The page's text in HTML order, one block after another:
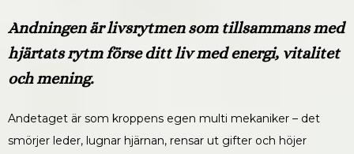
Andningen är livsrytmen som tillsammans med
hjärtats rytm förse ditt liv med energi, vitalitet
och mening.
Andetaget är som kroppens egen multi mekaniker – det
smörjer leder, lugnar hjärnan, rensar ut gifter och höjer